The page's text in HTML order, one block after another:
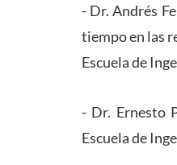
- Dr. Andrés
tiempo en las
Escuela de
- Dr. Ernesto
Escuela de